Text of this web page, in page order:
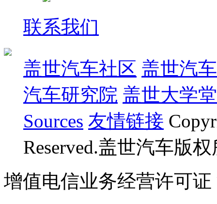
联系我们
盖世汽车社区 盖世汽
汽车研究院 盖世大学堂
Sources 友情链接
Reserved.盖世汽车版
增值电信业务经营许可证